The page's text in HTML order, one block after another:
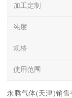
加工定制
纯度
规格
使用范围
永腾气体(天津)销